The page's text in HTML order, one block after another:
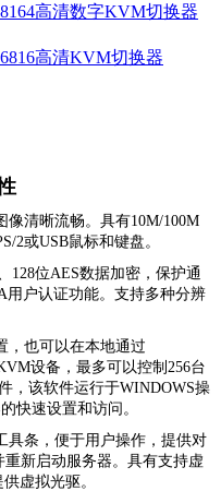
高清数字KVM切换器
高清KVM切换器
像清晰流畅。具有10M/100M
2或USB鼠标和键盘。
128位AES数据加密，保护通
用户认证功能。支持多种分辨
，也可以在本地通过
设备，最多可以控制256台
，该软件运行于WINDOWS操
快速设置和访问。
具条，便于用户操作，提供对
新启动服务器。具有支持虚
虚拟光驱。